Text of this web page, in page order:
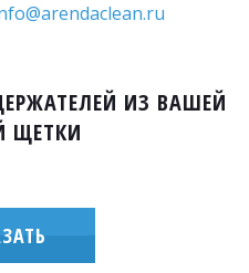
ИЗ ВАШЕЙ
ЩЕТКИ